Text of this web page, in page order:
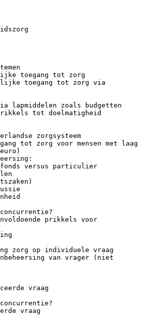
toegang tot zorg
toegang tot zorg via
lapmiddelen zoals budgetten
tot doelmatigheid
zorgsysteem
tot zorg voor mensen met laag
versus particulier
concurrentie?
prikkels voor
zorg op individuele vraag
van vrager (niet
vraag
concurrentie?
vraag